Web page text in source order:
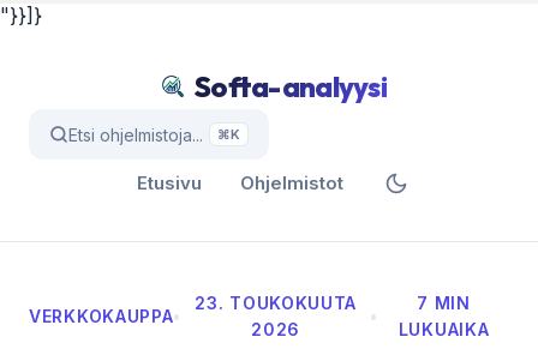
"}}]}
Softa-analyysi
Etsi ohjelmistoja... ⌘K
Etusivu Ohjelmistot
VERKKOKAUPPA•
23. TOUKOKUUTA
2026
•
7 MIN
LUKUAIKA